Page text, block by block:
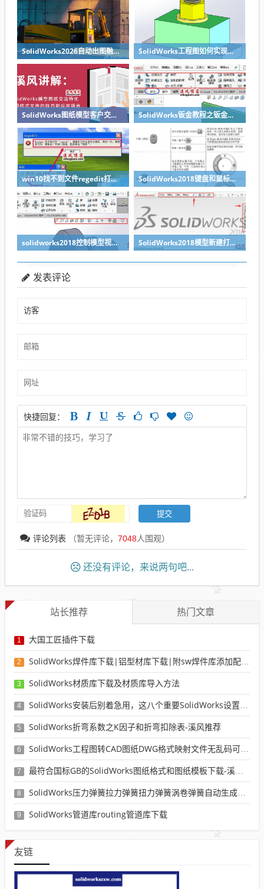
SolidWorks2026自动出图融入AI SolidWorks工程图如何实现螺栓螺母标准件不剖切？其实方法很简单
SolidWorks图纸模型客户交流导出什么格式最好？-溪风整理 SolidWorks钣金教程之钣金工具栏的显示
win10找不到文件regedit打不开注册表的解决办法 SolidWorks2018键盘和鼠标操作技巧
solidworks2018控制模型视图操作教程 SolidWorks2018模型新建打开保存操作教程
发表评论
快捷回复：
评论列表 （暂无评论， 7048人围观）
还没有评论，来说两句吧...
站长推荐 热门文章
1 大国工匠插件下载
2 SolidWorks焊件库下载|铝型材库下载|附sw焊件库添加配置使用教程
3 SolidWorks材质库下载及材质库导入方法
4 SolidWorks安装后别着急用，这八个重要SolidWorks设置可以提高你的画图效率
5 SolidWorks折弯系数之K因子和折弯扣除表-溪风推荐
6 SolidWorks工程图转CAD图纸DWG格式映射文件无乱码可分层-溪风亲测推荐
7 最符合国标GB的SolidWorks图纸格式和图纸模板下载-溪风专用版
8 SolidWorks压力弹簧拉力弹簧扭力弹簧涡卷弹簧自动生成宏程序下载
9 SolidWorks管道库routing管道库下载
友链